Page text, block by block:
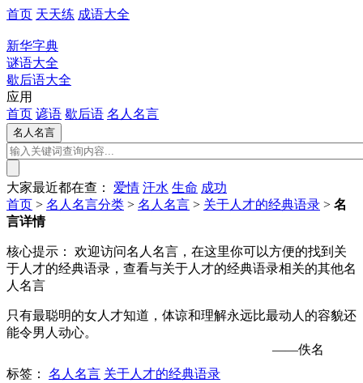
首页 天天练 成语大全
新华字典
谜语大全
歇后语大全
应用
首页 谚语 歇后语 名人名言
大家最近都在查： 爱情 汗水 生命 成功
首页 > 名人名言分类 > 名人名言 > 关于人才的经典语录 > 名
言详情
核心提示：
欢迎访问名人名言，在这里你可以方便的找到关
于人才的经典语录，查看与关于人才的经典语录相关的其他名
人名言
只有最聪明的女人才知道，体谅和理解永远比最动人的容貌还
能令男人动心。
——佚名
标签：
名人名言 关于人才的经典语录